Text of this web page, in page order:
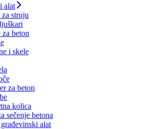
alat
struju
beton
i skele
za beton
kolica
sečenje betona
alat